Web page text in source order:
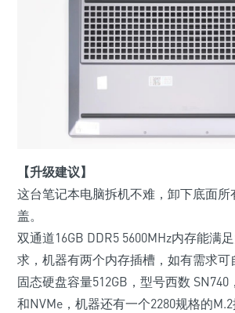
【升级建议】
这台笔记本电脑拆机不难，卸下底面
盖。
双通道16GB DDR5 5600MHz内存能满
求，机器有两个内存插槽，如有需求可
固态硬盘容量512GB，型号西数 SN740
和NVMe，机器还有一个2280规格的